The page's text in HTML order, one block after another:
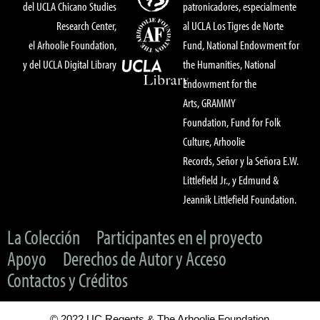
del UCLA Chicano Studies
Research Center,
el Arhoolie Foundation,
y del UCLA Digital Library
patronicadores, especialmente
al UCLA Los Tigres de Norte
Fund, National Endowment for
the Humanities, National
Endowment for the
Arts, GRAMMY
Foundation, Fund for Folk
Culture, Arhoolie
Records, Señor y la Señora E.W.
Littlefield Jr., y Edmund &
Jeannik Littlefield Foundation.
La Colección
Participantes en el proyecto
Apoyo
Derechos de Autor y Acceso
Contactos y Créditos